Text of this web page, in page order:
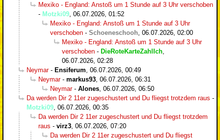
Mexiko - England: Anstoß um 1 Stunde auf 3 Uhr verschoben
- Motzki09 06.07.2026, 01:52
Mexiko - England: Anstoß um 1 Stunde auf 3 Uhr
verschoben - Schoeneschooh 06.07.2026, 02:00
Mexiko - England: Anstoß um 1 Stunde auf 3 Uhr
verschoben - DieRoteKarteZahlIch
06.07.2026, 02:28
Neymar- Ensiferum 06.07.2026, 00:49
Neymar- markus93 06.07.2026, 06:31
Neymar- Alones 06.07.2026, 06:50
Da werden Dir 2 11er zugeschustert und Du fliegst trotzdem raus -
Motzki09 06.07.2026, 00:35
Da werden Dir 2 11er zugeschustert und Du fliegst trotzdem
raus - virz3 06.07.2026, 07:20
Da werden Dir 2 11er zugeschustert und Du fliegst